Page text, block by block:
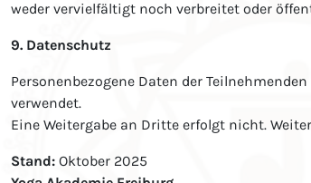
weder vervielfältigt noch verbreitet oder
9. Datenschutz
Personenbezogene Daten der
verwendet.
Eine Weitergabe an Dritte erfolgt nicht.
Stand: Oktober 2025